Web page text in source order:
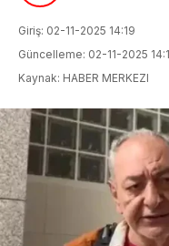
Giriş: 02-11-2025 14:19
Güncelleme: 02-11-2025
Kaynak: HABER MERKEZI